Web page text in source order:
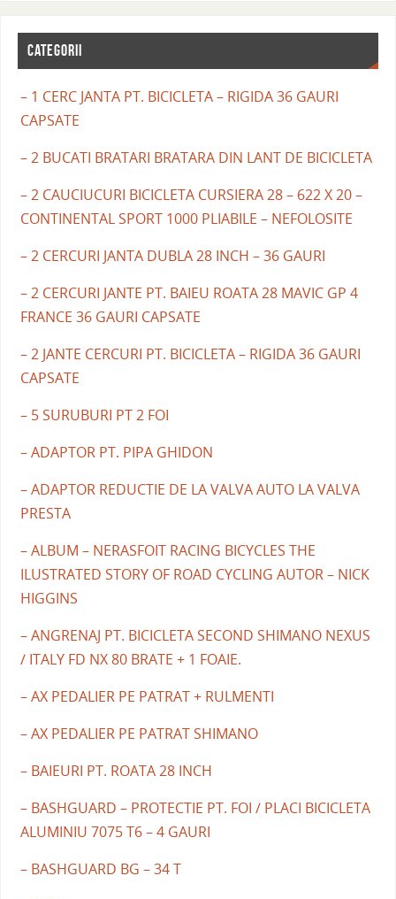
CATEGORII
– 1 CERC JANTA PT. BICICLETA – RIGIDA 36 GAURI
CAPSATE
– 2 BUCATI BRATARI BRATARA DIN LANT DE BICICLETA
– 2 CAUCIUCURI BICICLETA CURSIERA 28 – 622 X 20 –
CONTINENTAL SPORT 1000 PLIABILE – NEFOLOSITE
– 2 CERCURI JANTA DUBLA 28 INCH – 36 GAURI
– 2 CERCURI JANTE PT. BAIEU ROATA 28 MAVIC GP 4
FRANCE 36 GAURI CAPSATE
– 2 JANTE CERCURI PT. BICICLETA – RIGIDA 36 GAURI
CAPSATE
– 5 SURUBURI PT 2 FOI
– ADAPTOR PT. PIPA GHIDON
– ADAPTOR REDUCTIE DE LA VALVA AUTO LA VALVA
PRESTA
– ALBUM – NERASFOIT RACING BICYCLES THE
ILUSTRATED STORY OF ROAD CYCLING AUTOR – NICK
HIGGINS
– ANGRENAJ PT. BICICLETA SECOND SHIMANO NEXUS
/ ITALY FD NX 80 BRATE + 1 FOAIE.
– AX PEDALIER PE PATRAT + RULMENTI
– AX PEDALIER PE PATRAT SHIMANO
– BAIEURI PT. ROATA 28 INCH
– BASHGUARD – PROTECTIE PT. FOI / PLACI BICICLETA
ALUMINIU 7075 T6 – 4 GAURI
– BASHGUARD BG – 34 T